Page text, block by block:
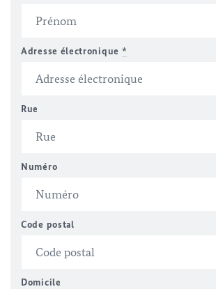
Adresse électronique *
Rue
Numéro
Code postal
Domicile